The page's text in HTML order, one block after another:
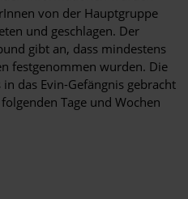
von der Hauptgruppe
und geschlagen. Der
gibt an, dass mindestens
festgenommen wurden. Die
das Evin-Gefängnis gebracht
Tage und Wochen